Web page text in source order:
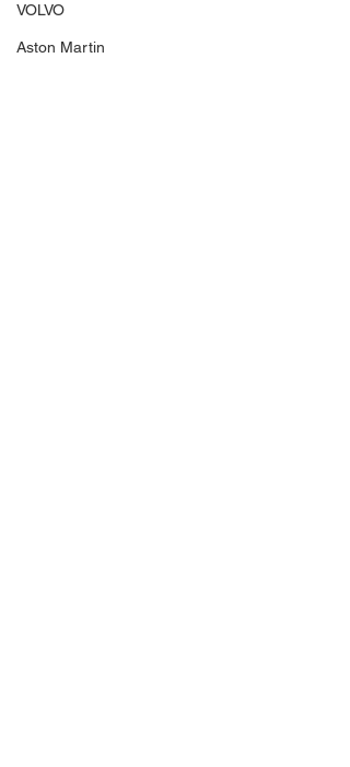
VOLVO
Aston Martin